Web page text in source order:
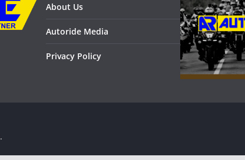
About Us
Autoride Media
Privacy Policy
.